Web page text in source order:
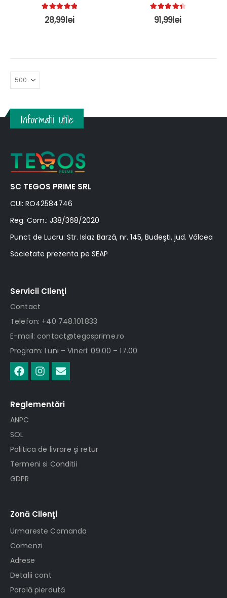
5.00out of 5
28,99lei 4.50 out of 5
91,99lei
Informatii Utile
SC TEGOS PRIME SRL
CUI: RO42584746
Reg. Com.: J38/368/2020
Punct de Lucru: Str. Islaz Barză, nr. 145, Budeşti, jud. Vâlcea
Societate prezenta pe SEAP
Servicii Clienţi
Contact
Telefon: +40 748.101.833
E-mail: contact@tegosprime.ro
Program: Luni – Vineri: 09.00 – 17.00
Reglementări
ANPC
SOL
Politica de livrare şi retur
Termeni si Conditii
GDPR
Zonă Clienţi
Urmareste Comanda
Comenzi
Adrese
Detalii cont
Parolă pierdută